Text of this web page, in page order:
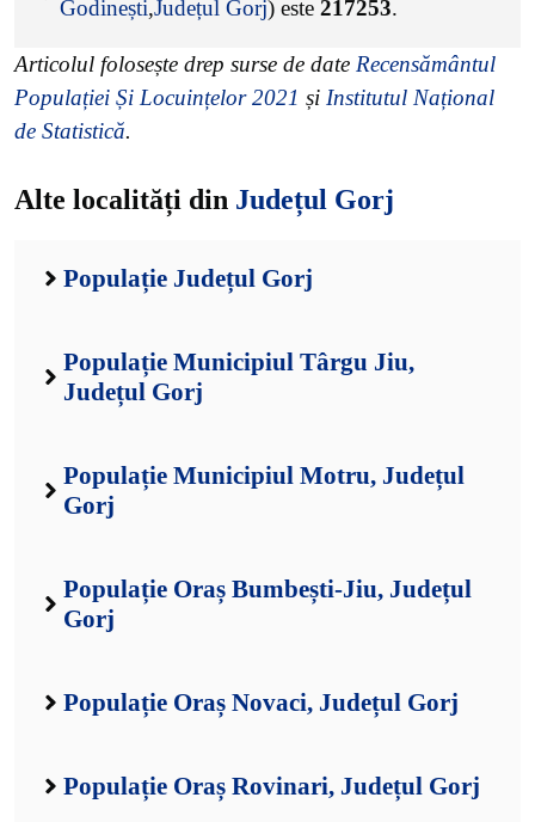
Godinești,Județul Gorj) este 217253.
Articolul folosește drep surse de date Recensământul
Populației Și Locuințelor 2021 și Institutul Național
de Statistică.
Alte localități din Județul Gorj
Populație Județul Gorj
Populație Municipiul Târgu Jiu,
Județul Gorj
Populație Municipiul Motru, Județul
Gorj
Populație Oraș Bumbești-Jiu, Județul
Gorj
Populație Oraș Novaci, Județul Gorj
Populație Oraș Rovinari, Județul Gorj